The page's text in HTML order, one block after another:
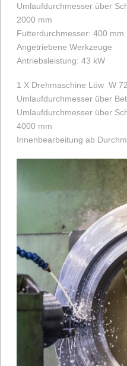
Umlaufdurchmesser über
2000 mm
Futterdurchmesser: 400 mm
Angetriebene Werkzeuge
Antriebsleistung: 43 kW
1 X Drehmaschine Löw W
Umlaufdurchmesser über
Umlaufdurchmesser über
4000 mm
Innenbearbeitung ab